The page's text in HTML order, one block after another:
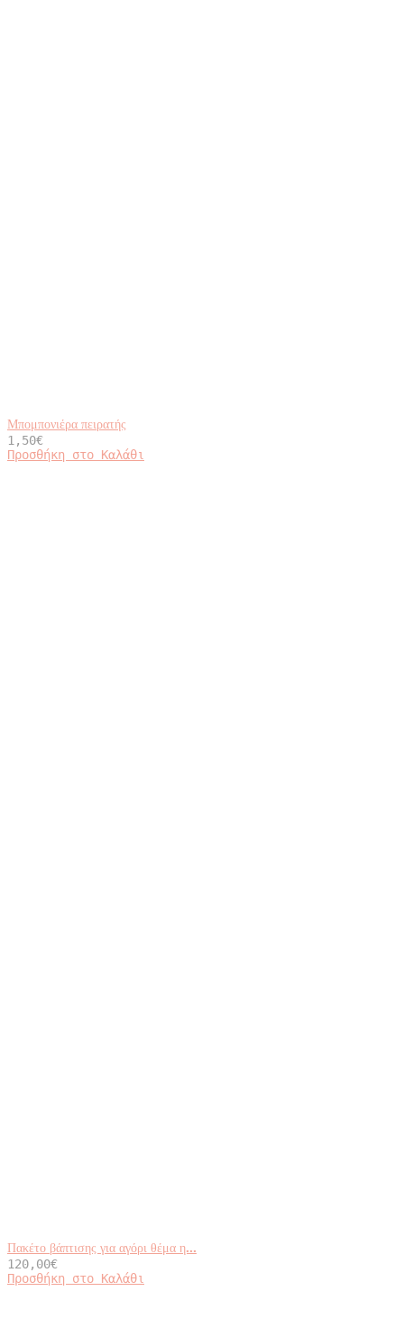
Μπομπονιέρα πειρατής
1,50€
Προσθήκη στο Καλάθι
Πακέτο βάπτισης για αγόρι θέμα η...
120,00€
Προσθήκη στο Καλάθι